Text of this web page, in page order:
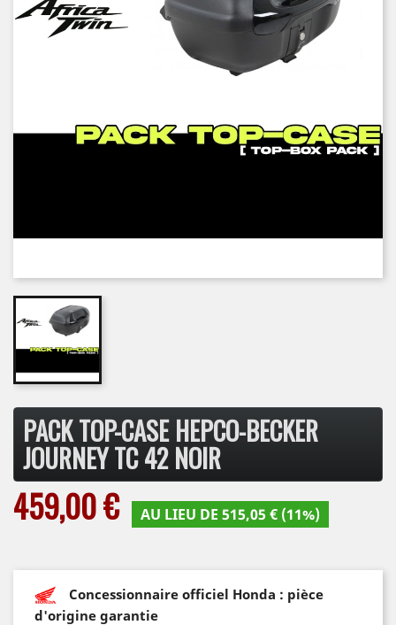
PACK TOP-CASE HEPCO-BECKER
JOURNEY TC 42 NOIR
459,00 € AU LIEU DE 515,05 € (11%)
Concessionnaire officiel Honda : pièce
d'origine garantie